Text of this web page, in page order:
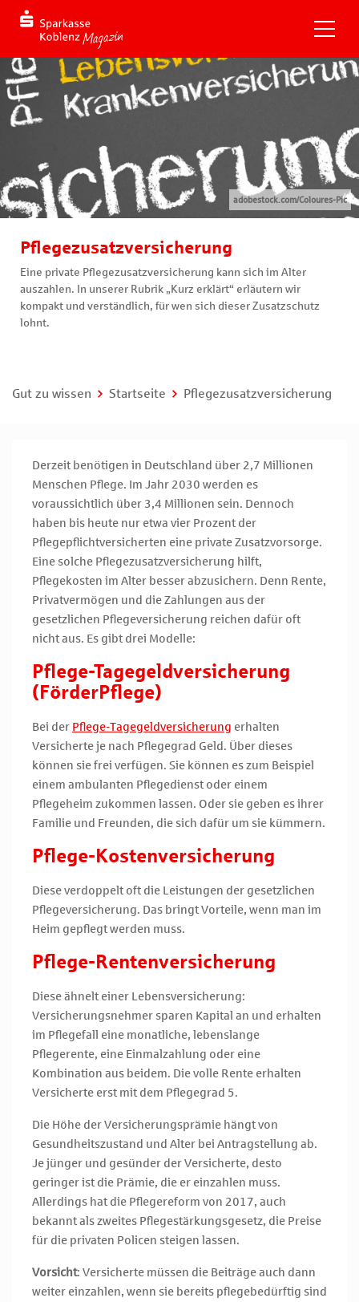
Pflegezusatzversicherung
Eine private Pflegezusatzversicherung kann sich im Alter
auszahlen. In unserer Rubrik „Kurz erklärt“ erläutern wir
kompakt und verständlich, für wen sich dieser Zusatzschutz
lohnt.
adobestock.com/Coloures-Pic
Gut zu wissen Startseite Pflegezusatzversicherung
Derzeit benötigen in Deutschland über 2,7 Millionen
Menschen Pflege. Im Jahr 2030 werden es
voraussichtlich über 3,4 Millionen sein. Dennoch
haben bis heute nur etwa vier Prozent der
Pflegepflichtversicherten eine private Zusatzvorsorge.
Eine solche Pflegezusatzversicherung hilft,
Pflegekosten im Alter besser abzusichern. Denn Rente,
Privatvermögen und die Zahlungen aus der
gesetzlichen Pflegeversicherung reichen dafür oft
nicht aus. Es gibt drei Modelle:
Pflege-Tagegeldversicherung
(FörderPflege)
Bei der Pflege-Tagegeldversicherung erhalten
Versicherte je nach Pflegegrad Geld. Über dieses
können sie frei verfügen. Sie können es zum Beispiel
einem ambulanten Pflegedienst oder einem
Pflegeheim zukommen lassen. Oder sie geben es ihrer
Familie und Freunden, die sich dafür um sie kümmern.
Pflege-Kostenversicherung
Diese verdoppelt oft die Leistungen der gesetzlichen
Pflegeversicherung. Das bringt Vorteile, wenn man im
Heim gepflegt werden muss.
Pflege-Rentenversicherung
Diese ähnelt einer Lebensversicherung:
Versicherungsnehmer sparen Kapital an und erhalten
im Pflegefall eine monatliche, lebenslange
Pflegerente, eine Einmalzahlung oder eine
Kombination aus beidem. Die volle Rente erhalten
Versicherte erst mit dem Pflegegrad 5.
Die Höhe der Versicherungsprämie hängt von
Gesundheitszustand und Alter bei Antragstellung ab.
Je jünger und gesünder der Versicherte, desto
geringer ist die Prämie, die er einzahlen muss.
Allerdings hat die Pflegereform von 2017, auch
bekannt als zweites Pflegestärkungsgesetz, die Preise
für die privaten Policen steigen lassen.
Vorsicht: Versicherte müssen die Beiträge auch dann
weiter einzahlen, wenn sie bereits pflegebedürftig sind